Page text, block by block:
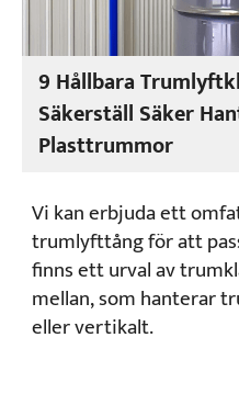
9 Hållbara
Säkerställ Säker
Plasttrummor
Vi kan erbjuda ett
trumlyfttång för att
finns ett urval av
mellan, som hanterar
eller vertikalt.